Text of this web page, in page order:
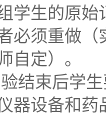
学生的原
必须重做
自定）。
结束后学
器设备和